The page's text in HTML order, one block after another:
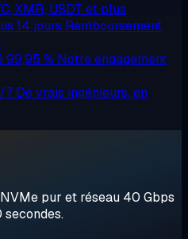
XMR, USDT et plus
14 jours Remboursement
99,95 % Notre engagement
7 De vrais ingénieurs, en
pur et réseau 40 Gbps